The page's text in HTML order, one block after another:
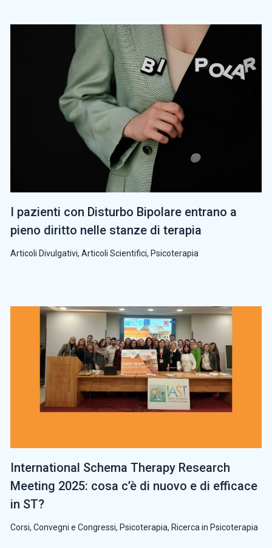
I pazienti con Disturbo Bipolare entrano a
pieno diritto nelle stanze di terapia
Articoli Divulgativi, Articoli Scientifici, Psicoterapia
International Schema Therapy Research
Meeting 2025: cosa c’è di nuovo e di efficace
in ST?
Corsi, Convegni e Congressi, Psicoterapia, Ricerca in Psicoterapia